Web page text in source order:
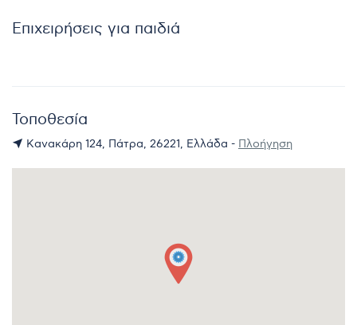
Επιχειρήσεις για παιδιά
Τοποθεσία
Κανακάρη 124, Πάτρα, 26221, Ελλάδα - Πλοήγηση